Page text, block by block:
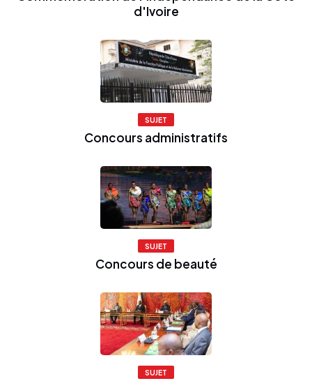
d'Ivoire
SUJET
Concours administratifs
SUJET
Concours de beauté
SUJET